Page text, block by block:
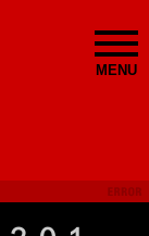
MENU